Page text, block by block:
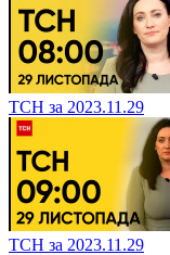
ТСН за 2023.11.29
ТСН за 2023.11.29